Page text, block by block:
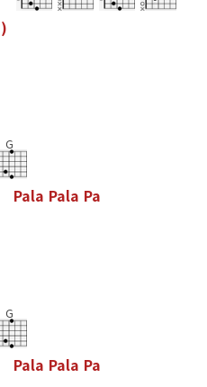
)
G
Pala Pala Pa
G
Pala Pala Pa